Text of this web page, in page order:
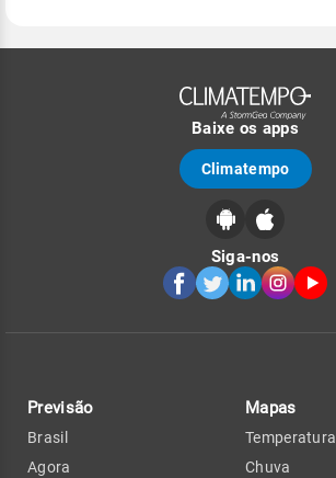
Baixe os apps
Climatempo
Siga-nos
Previsão
Brasil
Agora
Mapas
Temperatura
Chuva